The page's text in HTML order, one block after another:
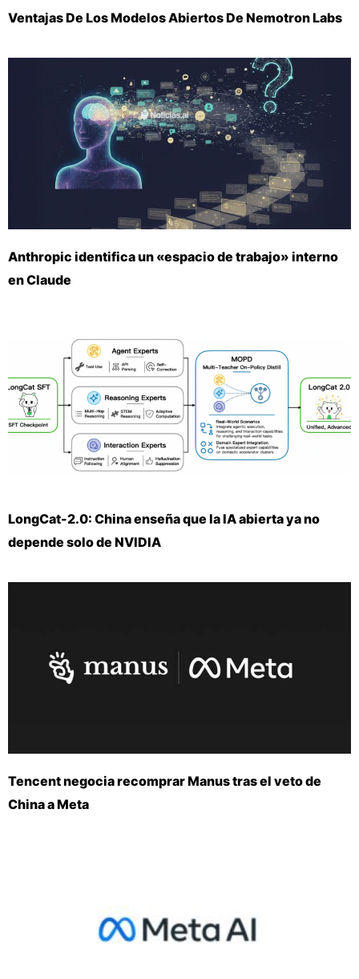
Ventajas De Los Modelos Abiertos De Nemotron Labs
Anthropic identifica un «espacio de trabajo» interno
en Claude
LongCat-2.0: China enseña que la IA abierta ya no
depende solo de NVIDIA
Tencent negocia recomprar Manus tras el veto de
China a Meta